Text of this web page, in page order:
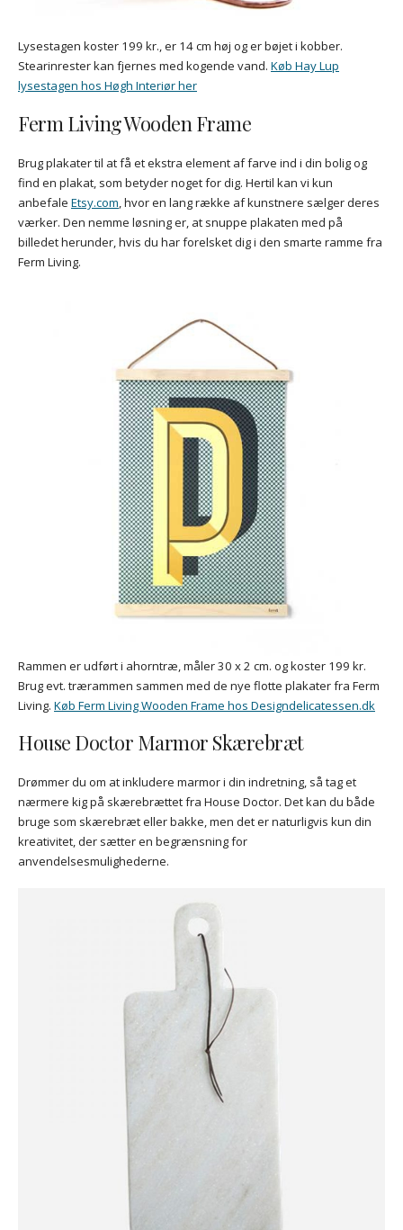
Lysestagen koster 199 kr., er 14 cm høj og er bøjet i kobber.
Stearinrester kan fjernes med kogende vand. Køb Hay Lup
lysestagen hos Høgh Interiør her
Ferm Living Wooden Frame
Brug plakater til at få et ekstra element af farve ind i din bolig og
find en plakat, som betyder noget for dig. Hertil kan vi kun
anbefale Etsy.com, hvor en lang række af kunstnere sælger deres
værker. Den nemme løsning er, at snuppe plakaten med på
billedet herunder, hvis du har forelsket dig i den smarte ramme fra
Ferm Living.
Rammen er udført i ahorntræ, måler 30 x 2 cm. og koster 199 kr.
Brug evt. trærammen sammen med de nye flotte plakater fra Ferm
Living. Køb Ferm Living Wooden Frame hos Designdelicatessen.dk
House Doctor Marmor Skærebræt
Drømmer du om at inkludere marmor i din indretning, så tag et
nærmere kig på skærebrættet fra House Doctor. Det kan du både
bruge som skærebræt eller bakke, men det er naturligvis kun din
kreativitet, der sætter en begrænsning for
anvendelsesmulighederne.